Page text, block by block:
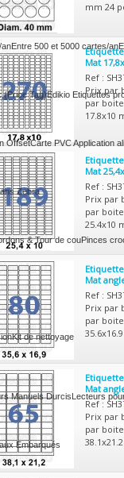
anEntre 500 et 5000 cartes/an
(Price Tag)Edikio Etiquettes
OffsetCarte PVC Application
Zebra
& Tour de couPinces
Kit de nettoyage
Manuels DurcisLecteurs
Embarqués
mm 24
Mat
Ref :
Prix par
par
17.8x10
Mat
Ref :
Prix par
par
25.4x10
Mat
Ref :
Prix par
par
Mat
Ref :
Prix par
par